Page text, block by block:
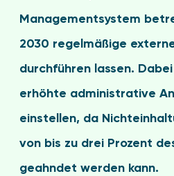
Managementsystem
2030 regelmäßige
durchführen lassen.
erhöhte administrative
einstellen, da
von bis zu drei Prozent
geahndet werden kann.